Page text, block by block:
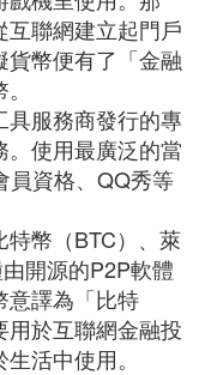
聯網建立起門戶
幣便有了「金融
具服務商發行的專
。使用最廣泛的當
員資格、QQ秀等
幣（BTC）、萊
開源的P2P軟體
意譯為「比特
於互聯網金融投
活中使用。